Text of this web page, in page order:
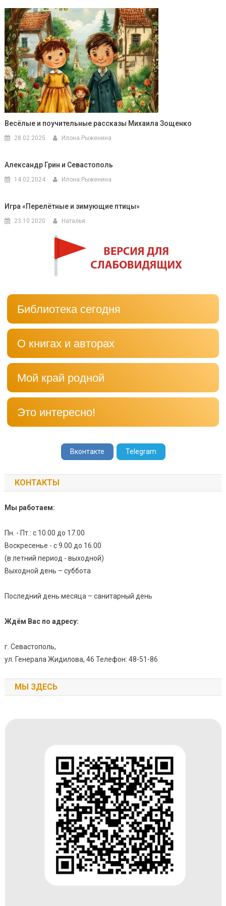
Весёлые и поучительные рассказы Михаила Зощенко
28.02.2025 Илона Рыженина
Александр Грин и Севастополь
14.02.2024 Илона Рыженина
Игра «Перелётные и зимующие птицы»
23.10.2020 Наталья
Библиотека сегодня
О книгах и авторах
Мой край родной
Это интересно!
Вконтакте Telegram
КОНТАКТЫ
Мы работаем:
Пн. - Пт.: с 10.00 до 17.00
Воскресенье - с 9.00 до 16.00
(в летний период - выходной)
Выходной день – суббота
Последний день месяца – санитарный день
Ждём Вас по адресу:
г. Севастополь,
ул. Генерала Жидилова, 46 Телефон: 48-51-86
МЫ ЗДЕСЬ